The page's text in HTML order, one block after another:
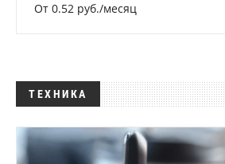
От 0.52 руб./месяц
ТЕХНИКА